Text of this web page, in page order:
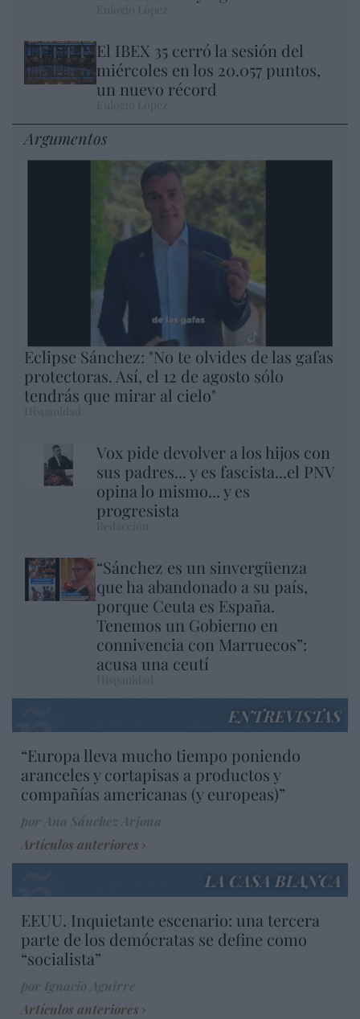
El IBEX 35 cerró la sesión del
miércoles en los 20.057 puntos,
un nuevo récord
Argumentos
Eclipse Sánchez: "No te olvides de las gafas
protectoras. Así, el 12 de agosto sólo
tendrás que mirar al cielo"
Vox pide devolver a los hijos con
sus padres... y es fascista...el PNV
opina lo mismo... y es
progresista
“Sánchez es un sinvergüenza
que ha abandonado a su país,
porque Ceuta es España.
Tenemos un Gobierno en
connivencia con Marruecos”:
acusa una ceutí
ENTREVISTAS
“Europa lleva mucho tiempo poniendo
aranceles y cortapisas a productos y
compañías americanas (y europeas)”
Artículos anteriores
LA CASA BLANCA
EEUU. Inquietante escenario: una tercera
parte de los demócratas se define como
“socialista”
Artículos anteriores